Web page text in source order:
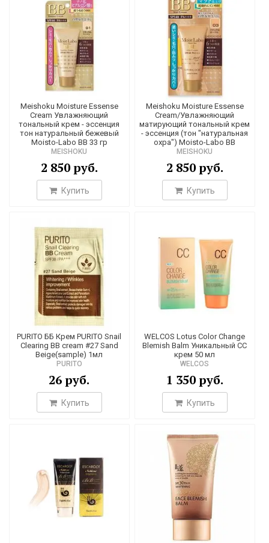
который может забить поры, не больше 30%, а у обычных
тональных средств он может достигать 90%
. Порой это
приводит к тому, что макияж кажется неестественным и
напоминает штукатурку. Также корейские крема лучшие
благодаря тому, что в них в обязательном порядке входят
ухаживающие компоненты, которых нет в традиционной
косметике.
Что собой представляет СС крем?
Корейский СС крем был разработан уже после ББ состава.
аббревиатура переводится как «крем для корректировки
. Он отличается более легкой текстурой и меньшей
способностью маскировать дефекты. В креме этого типа
практически отсутствуют красящие вещества и нет масла,
однако в нем содержится больше ухаживающих
ингредиентов.Обычно СС крем выпускается только в
белом оттенке, так как он обладает свойством
подстраивается под исходный тон кожи, не вызывая эффекта
«маски».
прекрасно выравнивает тон, скрывает небольшие
покраснения и увлажняет. Он станет замечательным
решением для жарких летних дней, когда плотный слой
других кремов будет мешать.
Для того чтобы найти лучший корейский СС крем для себя,
нужно попробовать несколько составов
Meishoku Moisture Essense
Cream Увлажняющий
тональный крем - эссенция
тон натуральный бежевый
Moisto-Labo BB 33 гр
MEISHOKU
2 850 руб.
Купить
Meishoku Moisture Essense
Cream/Увлажняющий
матирующий тональный крем
- эссенция (тон "натуральная
охра") Moisto-Labo BB
MEISHOKU
2 850 руб.
Купить
PURITO ББ Крем PURITO Snail
Clearing BB cream #27 Sand
Beige(sample) 1мл
PURITO
26 руб.
Купить
WELCOS Lotus Color Change
Blemish Balm Уникальный СС
крем 50 мл
WELCOS
1 350 руб.
Купить